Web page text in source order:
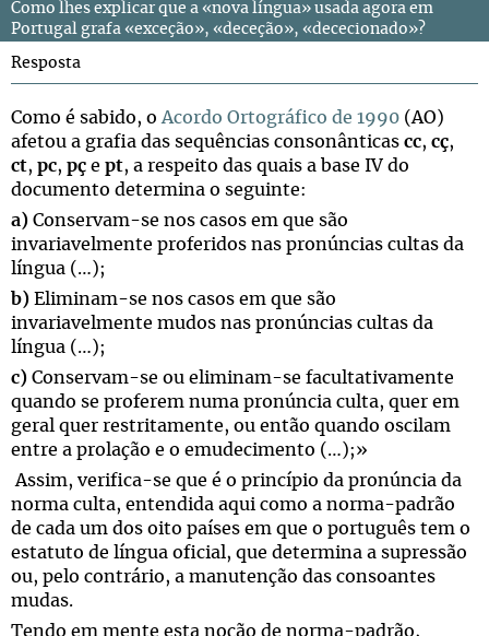
Como lhes explicar que a «nova língua» usada agora em
Portugal grafa «exceção», «deceção», «dececionado»?
Resposta
Como é sabido, o Acordo Ortográfico de 1990 (AO)
afetou a grafia das sequências consonânticas cc, cç,
ct, pc, pç e pt, a respeito das quais a base IV do
documento determina o seguinte:
a) Conservam-se nos casos em que são
invariavelmente proferidos nas pronúncias cultas da
língua (…);
b) Eliminam-se nos casos em que são
invariavelmente mudos nas pronúncias cultas da
língua (…);
c) Conservam-se ou eliminam-se facultativamente
quando se proferem numa pronúncia culta, quer em
geral quer restritamente, ou então quando oscilam
entre a prolação e o emudecimento (…);»
Assim, verifica-se que é o princípio da pronúncia da
norma culta, entendida aqui como a norma-padrão
de cada um dos oito países em que o português tem o
estatuto de língua oficial, que determina a supressão
ou, pelo contrário, a manutenção das consoantes
mudas.
Tendo em mente esta noção de norma-padrão,